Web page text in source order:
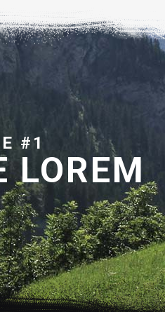
#1
LOREM